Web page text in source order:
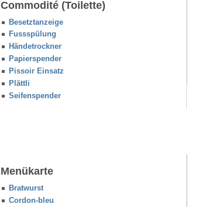
Commodité (Toilette)
Besetztanzeige
Fussspülung
Händetrockner
Papierspender
Pissoir Einsatz
Plättli
Seifenspender
Menükarte
Bratwurst
Cordon-bleu